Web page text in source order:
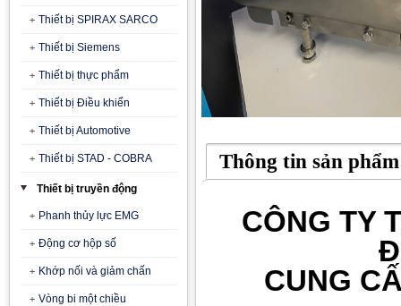
Thiết bị SPIRAX SARCO
Thiết bị Siemens
Thiết bị thực phẩm
Thiết bị Điều khiển
Thiết bị Automotive
Thiết bị STAD - COBRA
Thiết bị truyền động
Phanh thủy lực EMG
Động cơ hộp số
Khớp nối và giảm chấn
Vòng bi một chiều
Thông tin sản phẩm
CÔNG TY
CUNG